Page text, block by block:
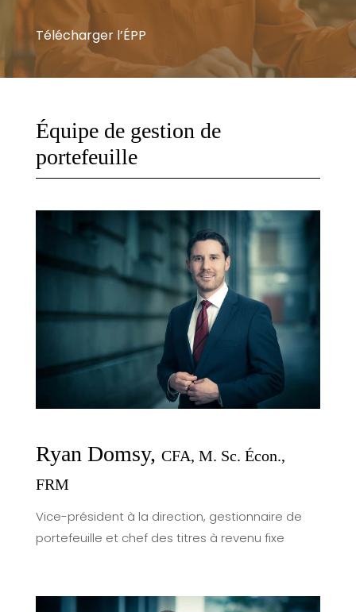
Télécharger l’ÉPP
Équipe de gestion de
portefeuille
Ryan Domsy, CFA, M. Sc. Écon.,
FRM
Vice-président à la direction, gestionnaire de
portefeuille et chef des titres à revenu fixe